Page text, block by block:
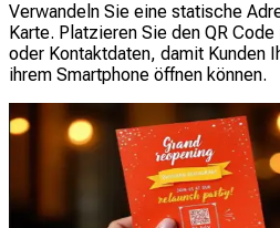
Verwandeln Sie eine statische
Karte. Platzieren Sie den QR
oder Kontaktdaten, damit Kunden
ihrem Smartphone öffnen können.